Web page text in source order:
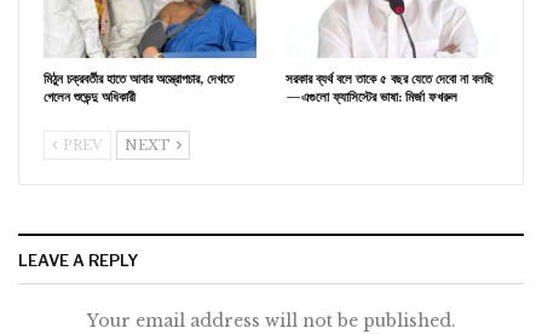
মিঠুন চক্রবর্তীর হাতে আবার অস্ত্রোপচার, দেখতে
গেলেন শুভেন্দু অধিকারী
সরকার ব্যর্থ বলে তাকে ৫ বছর যেতে দেবো না বলছি
—এগুলো ফ্যাসিস্টের ভাষা: মির্জা ফখরুল
PREV NEXT
LEAVE A REPLY
Your email address will not be published.